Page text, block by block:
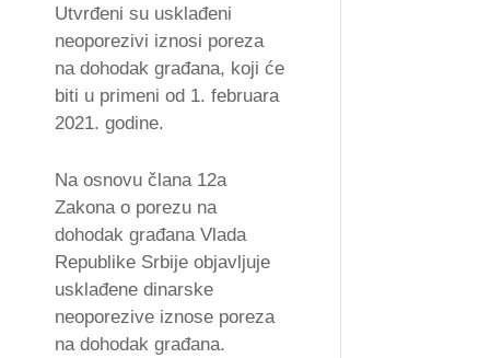
Utvrđeni su usklađeni
neoporezivi iznosi poreza
na dohodak građana, koji će
biti u primeni od 1. februara
2021. godine.
Na osnovu člana 12a
Zakona o porezu na
dohodak građana Vlada
Republike Srbije objavljuje
usklađene dinarske
neoporezive iznose poreza
na dohodak građana.